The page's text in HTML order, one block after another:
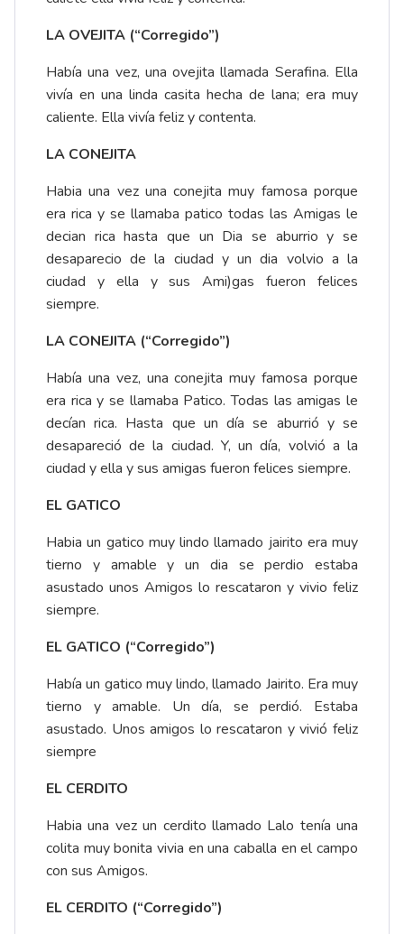
LA OVEJITA (“Corregido”)
Había una vez, una ovejita llamada Serafina. Ella
vivía en una linda casita hecha de lana; era muy
caliente. Ella vivía feliz y contenta.
LA CONEJITA
Habia una vez una conejita muy famosa porque
era rica y se llamaba patico todas las Amigas le
decian rica hasta que un Dia se aburrio y se
desaparecio de la ciudad y un dia volvio a la
ciudad y ella y sus Ami)gas fueron felices
siempre.
LA CONEJITA (“Corregido”)
Había una vez, una conejita muy famosa porque
era rica y se llamaba Patico. Todas las amigas le
decían rica. Hasta que un día se aburrió y se
desapareció de la ciudad. Y, un día, volvió a la
ciudad y ella y sus amigas fueron felices siempre.
EL GATICO
Habia un gatico muy lindo llamado jairito era muy
tierno y amable y un dia se perdio estaba
asustado unos Amigos lo rescataron y vivio feliz
siempre.
EL GATICO (“Corregido”)
Había un gatico muy lindo, llamado Jairito. Era muy
tierno y amable. Un día, se perdió. Estaba
asustado. Unos amigos lo rescataron y vivió feliz
siempre
EL CERDITO
Habia una vez un cerdito llamado Lalo tenía una
colita muy bonita vivia en una caballa en el campo
con sus Amigos.
EL CERDITO (“Corregido”)